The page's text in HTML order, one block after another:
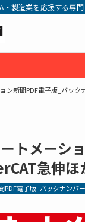
製造業を応援する専
ン新聞PDF電子版_バック
ートメー
急伸ほ
PDF電子版_バックナンバー